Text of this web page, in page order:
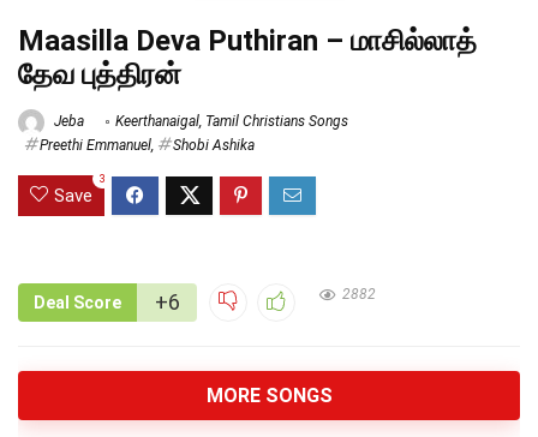
Maasilla Deva Puthiran – மாசில்லாத்
தேவ புத்திரன்
Jeba Keerthanaigal, Tamil Christians Songs
Preethi Emmanuel, Shobi Ashika
Save
3
Deal Score +6 2882
MORE SONGS